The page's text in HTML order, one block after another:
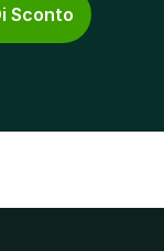
Sconto